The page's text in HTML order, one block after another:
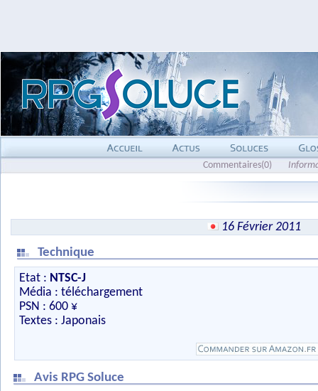
Commentaires(0)
16 Février 2011
Technique
Etat : NTSC-J
Média : téléchargement
PSN : 600 ¥
Textes : Japonais
Avis RPG Soluce